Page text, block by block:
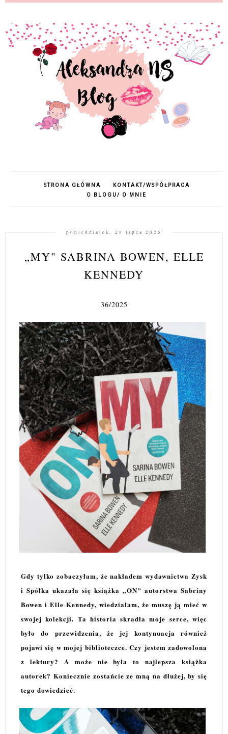
STRONA GŁÓWNA
KONTAKT/WSPÓŁPRACA
O BLOGU/ O MNIE
poniedziałek, 28 lipca 2025
„MY" SABRINA BOWEN, ELLE
KENNEDY
36/2025
Gdy tylko zobaczyłam, że nakładem wydawnictwa Zysk
i Spółka ukazała się książka „ON" autorstwa Sabriny
Bowen i Elle Kennedy, wiedziałam, że muszę ją mieć w
swojej kolekcji. Ta historia skradła moje serce, więc
było do przewidzenia, że jej kontynuacja również
pojawi się w mojej biblioteczce. Czy jestem zadowolona
z lektury? A może nie była to najlepsza książka
autorek? Koniecznie zostańcie ze mną na dłużej, by się
tego dowiedzieć.